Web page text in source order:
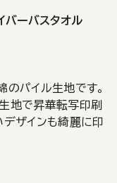
バーバスタオル
パイル生地です。
地で昇華転写印刷
デザインも綺麗に印